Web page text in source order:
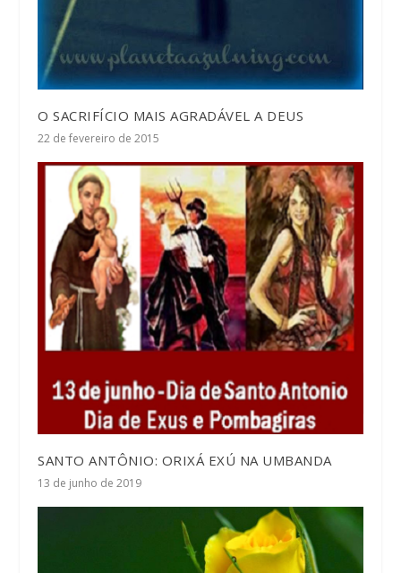
O SACRIFÍCIO MAIS AGRADÁVEL A DEUS
22 de fevereiro de 2015
SANTO ANTÔNIO: ORIXÁ EXÚ NA UMBANDA
13 de junho de 2019